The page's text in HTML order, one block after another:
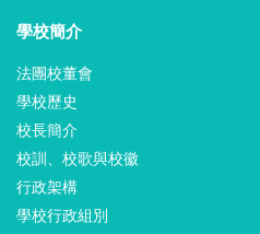
學校簡介
法團校董會
學校歷史
校長簡介
校訓、校歌與校徽
行政架構
學校行政組別